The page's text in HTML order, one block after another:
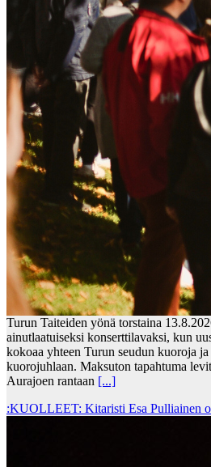
Turun Taiteiden yönä torstaina
ainutlaatuiseksi konserttilavaksi, kun
kokoaa yhteen Turun seudun kuoroja
kuorojuhlaan. Maksuton tapahtuma
Aurajoen rantaan [...]
:KUOLLEET: Kitaristi Esa Pulliainen